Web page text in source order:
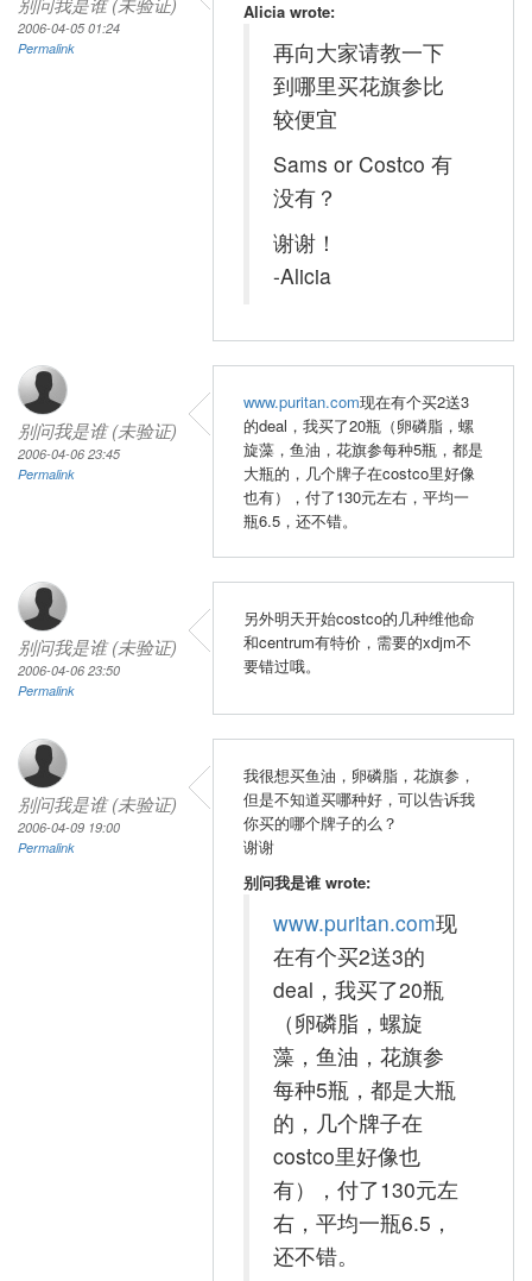
2006-04-05 01:24
Permalink
Alicia wrote:
再向大家请教一下
到哪里买花旗参比
较便宜
Sams or Costco 有
没有？
谢谢！
-Alicia
别问我是谁 (未验证)
2006-04-06 23:45
Permalink
www.puritan.com现在有个买2送3
的deal，我买了20瓶（卵磷脂，螺
旋藻，鱼油，花旗参每种5瓶，都是
大瓶的，几个牌子在costco里好像
也有），付了130元左右，平均一
瓶6.5，还不错。
别问我是谁 (未验证)
2006-04-06 23:50
Permalink
另外明天开始costco的几种维他命
和centrum有特价，需要的xdjm不
要错过哦。
别问我是谁 (未验证)
2006-04-09 19:00
Permalink
我很想买鱼油，卵磷脂，花旗参，
但是不知道买哪种好，可以告诉我
你买的哪个牌子的么？
谢谢
别问我是谁 wrote:
www.puritan.com现
在有个买2送3的
deal，我买了20瓶
（卵磷脂，螺旋
藻，鱼油，花旗参
每种5瓶，都是大瓶
的，几个牌子在
costco里好像也
有），付了130元左
右，平均一瓶6.5，
还不错。